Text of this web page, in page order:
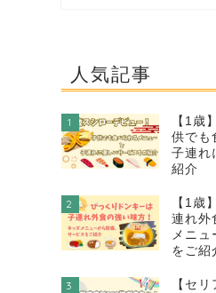
人気記事
1
【1歳
供でも
子連れ
紹介
2
【1歳
連れ外
メニュ
をご紹
3
【セ